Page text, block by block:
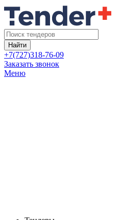
Найти
+7(727)318-76-09
Заказать звонок
Меню